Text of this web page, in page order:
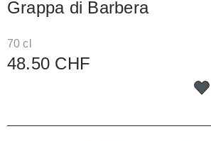
Grappa di Barbera
70 cl
48.50 CHF